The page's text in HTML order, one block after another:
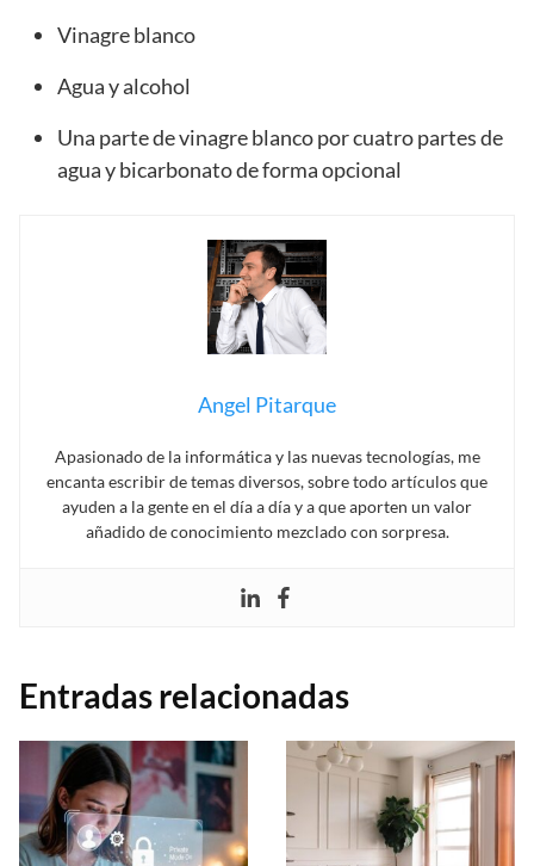
Vinagre blanco
Agua y alcohol
Una parte de vinagre blanco por cuatro partes de
agua y bicarbonato de forma opcional
Angel Pitarque
Apasionado de la informática y las nuevas tecnologías, me
encanta escribir de temas diversos, sobre todo artículos que
ayuden a la gente en el día a día y a que aporten un valor
añadido de conocimiento mezclado con sorpresa.
Entradas relacionadas